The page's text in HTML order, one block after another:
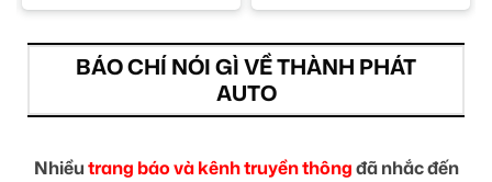
BÁO CHÍ NÓI GÌ VỀ THÀNH PHÁT
AUTO
Nhiềutrang báo và kênh truyền thôngđã nhắc đến